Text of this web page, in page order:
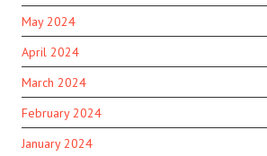
May 2024
April 2024
March 2024
February 2024
January 2024